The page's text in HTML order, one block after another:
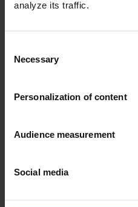
analyze its traffic.
Selection
Necessary
Personalization of content
Audience measurement
Social media
Document d’enregistrement
Format ESEF